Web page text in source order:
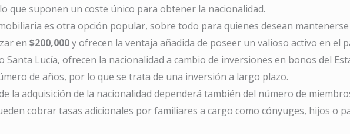
que suponen un coste único para obtener la nacionalidad.
es otra opción popular, sobre todo para quienes desean mantenerse
en $200,000y ofrecen la ventaja añadida de poseer un valioso activo en el
Santa Lucía, ofrecen la nacionalidad a cambio de inversiones en bonos del
de años, por lo que se trata de una inversión a largo plazo.
la adquisición de la nacionalidad dependerá también del número de
cobrar tasas adicionales por familiares a cargo como cónyuges, hijos o